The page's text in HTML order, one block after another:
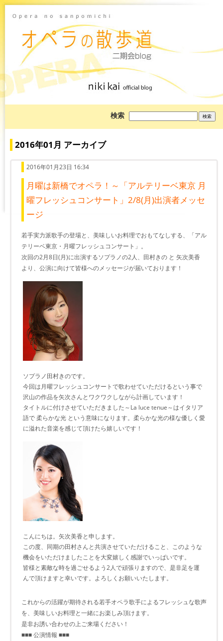
検索
を
2016年01月 アーカイブ
2016年01月23日 16:34
月曜は新橋でオペラ！～「アルテリーベ東京 月
曜フレッシュコンサート」2/8(月)出演者メッセ
ージ
若手実力派歌手の登場と、美味しいお料理でおもてなしする、「アル
テリーベ東京・月曜フレッシュコンサート」。
次回の2月8日(月)に出演するソプラノの2人、田村きの と 矢次美香
より、公演に向けて皆様へのメッセージが届いております！
ソプラノ田村きのです。
今回は月曜フレッシュコンサートで歌わせていただけるという事で
沢山の作品を矢次さんとワクワクしながら計画しています！
タイトルに付けさせていただきました～La luce tenue～はイタリア
語で 柔らかな光 という意味になります。柔らかな光の様な優しく愛
に溢れた音楽を感じて頂けたら嬉しいです！
こんにちは。矢次美香と申します。
この度、同期の田村さんと共演させていただけること、このような
機会をいただけましたことを大変嬉しく感謝でいっぱいです。
皆様と素敵な時を過ごせるよう2人で頑張りますので、是非足を運
んで頂けますと幸いです。よろしくお願いいたします。
これからの活躍が期待される若手オペラ歌手によるフレッシュな歌声
を、美味しいお料理と一緒にお楽しみ頂けます。
是非お誘い合わせの上ご来場ください！
■■■ 公演情報 ■■■